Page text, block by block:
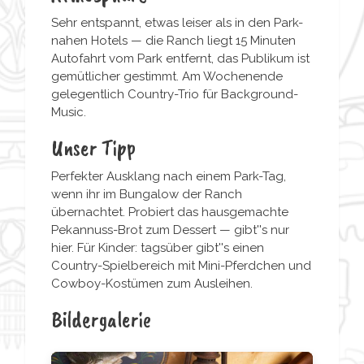
Sehr entspannt, etwas leiser als in den Park-
nahen Hotels — die Ranch liegt 15 Minuten
Autofahrt vom Park entfernt, das Publikum ist
gemütlicher gestimmt. Am Wochenende
gelegentlich Country-Trio für Background-
Music.
Unser Tipp
Perfekter Ausklang nach einem Park-Tag,
wenn ihr im Bungalow der Ranch
übernachtet. Probiert das hausgemachte
Pekannuss-Brot zum Dessert — gibt''s nur
hier. Für Kinder: tagsüber gibt''s einen
Country-Spielbereich mit Mini-Pferdchen und
Cowboy-Kostümen zum Ausleihen.
Bildergalerie